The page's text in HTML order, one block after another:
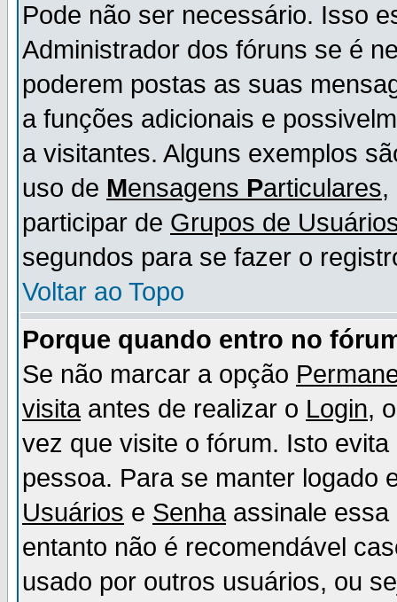
Pode não ser necessário. Isso
Administrador dos fóruns se é
poderem postas as suas
a funções adicionais e
a visitantes. Alguns exemplos
uso de Mensagens Particulares,
participar de Grupos de
segundos para se fazer o
Voltar ao Topo
Porque quando entro no
Se não marcar a opção
visitaantes de realizar o Login,
vez que visite o fórum. Isto
pessoa. Para se manter
Usuários e Senhaassinale essa
entanto não é recomendável
usado por outros usuários, ou